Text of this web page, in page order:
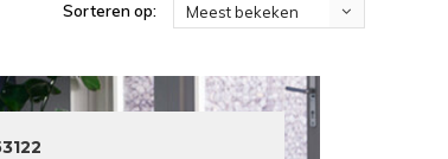
Sorteren op: Meest bekeken